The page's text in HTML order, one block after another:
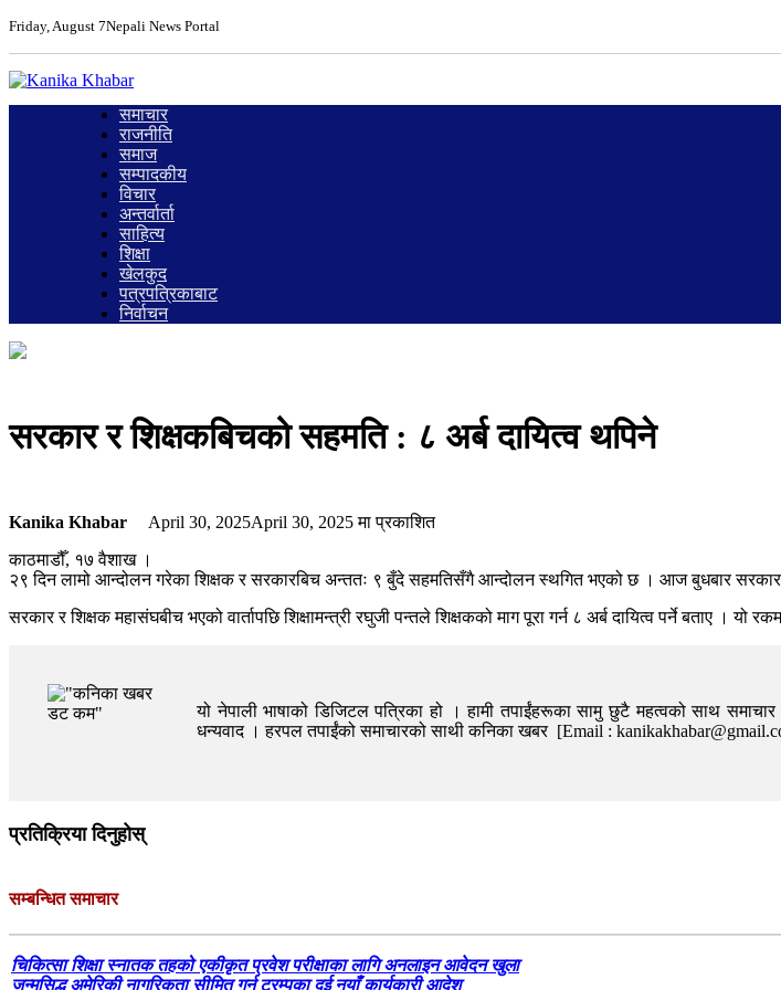
Friday, August 7Nepali News Portal
समाचार
राजनीति
समाज
सम्पादकीय
विचार
अन्तर्वार्ता
साहित्य
शिक्षा
खेलकुद
पत्रपत्रिकाबाट
निर्वाचन
सरकार र शिक्षकबिचको सहमति : ८ अर्ब दायित्व थपिने
Kanika Khabar April 30, 2025April 30, 2025मा प्रकाशित
काठमाडौँ, १७ वैशाख ।
२९ दिन लामो आन्दोलन गरेका शिक्षक र सरकारबिच अन्ततः ९ बुँदे सहमतिसँगै आन्दोलन स्थगित भएको छ । आज बुधबार सरकार
सरकार र शिक्षक महासंघबीच भएको वार्तापछि शिक्षामन्त्री रघुजी पन्तले शिक्षकको माग पूरा गर्न ८ अर्ब दायित्व पर्ने बताए । यो
यो नेपाली भाषाको डिजिटल पत्रिका हो । हामी तपाईंहरूका सामु छुटै महत्वको साथ
धन्यवाद । हरपल तपाईंको समाचारको साथी कनिका खबर [Email :
प्रतिक्रिया दिनुहोस्
सम्बन्धित समाचार
चिकित्सा शिक्षा स्नातक तहको एकीकृत प्रवेश परीक्षाका लागि अनलाइन आवेदन खुला
जन्मसिद्ध अमेरिकी नागरिकता सीमित गर्न ट्रम्पका दुई नयाँ कार्यकारी आदेश